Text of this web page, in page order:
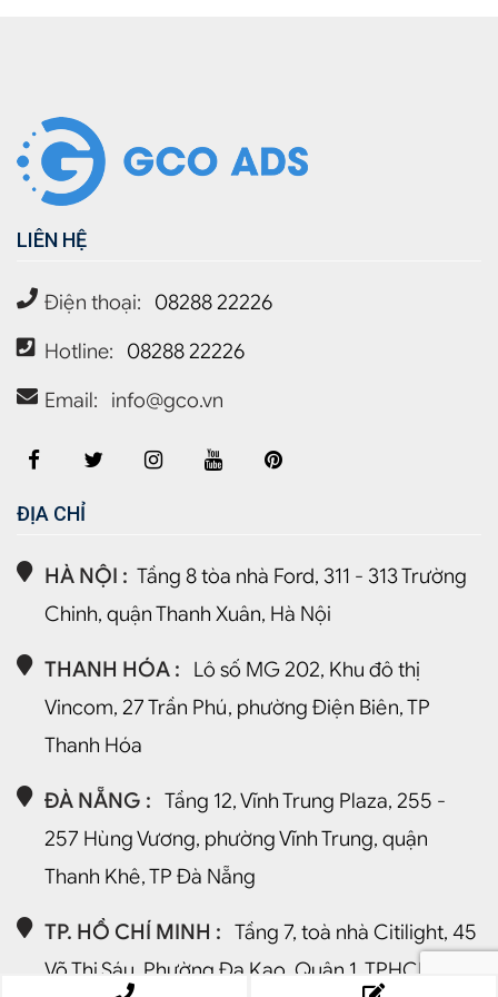
LIÊN HỆ
Điện thoại: 08288 22226
Hotline: 08288 22226
Email: info@gco.vn
ĐỊA CHỈ
HÀ NỘI : Tầng 8 tòa nhà Ford, 311 - 313 Trường
Chinh, quận Thanh Xuân, Hà Nội
THANH HÓA :
Lô số MG 202, Khu đô thị
Vincom, 27 Trần Phú, phường Điện Biên, TP
Thanh Hóa
ĐÀ NẴNG : Tầng 12, Vĩnh Trung Plaza, 255 -
257 Hùng Vương, phường Vĩnh Trung, quận
Thanh Khê, TP Đà Nẵng
TP. HỒ CHÍ MINH : Tầng 7, toà nhà Citilight, 45
Võ Thị Sáu, Phường Đa Kao, Quận 1, TPHCM